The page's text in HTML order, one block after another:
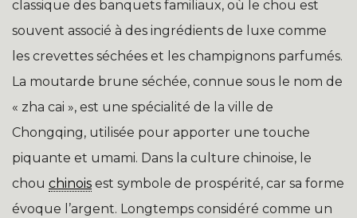
classique des banquets familiaux, où le chou est
souvent associé à des ingrédients de luxe comme
les crevettes séchées et les champignons parfumés.
La moutarde brune séchée, connue sous le nom de
« zha cai », est une spécialité de la ville de
Chongqing, utilisée pour apporter une touche
piquante et umami. Dans la culture chinoise, le
chou chinois est symbole de prospérité, car sa forme
évoque l’argent. Longtemps considéré comme un